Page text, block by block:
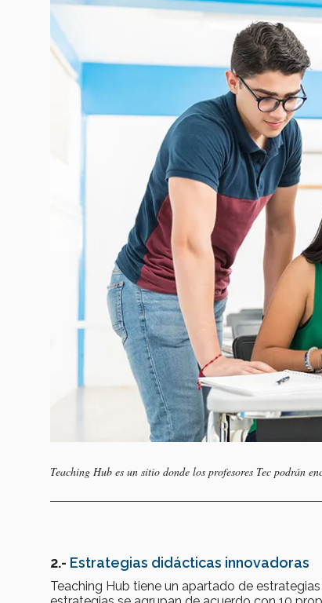
Teaching Hub es un sitio donde los profesores Tec podrán
2.- Estrategias didácticas innovadoras
Teaching Hub tiene un apartado de